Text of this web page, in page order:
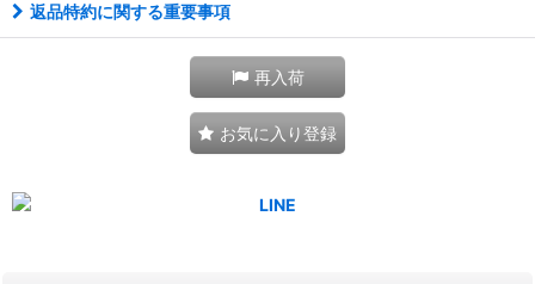
返品特約に関する重要事項
再入荷
お気に入り登録